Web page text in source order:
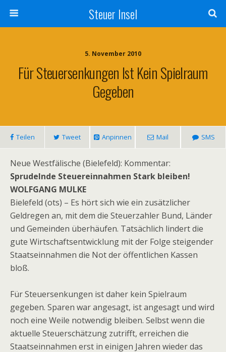
Steuer Insel
5. November 2010
Für Steuersenkungen Ist Kein Spielraum
Gegeben
Teilen Tweet Anpinnen Mail SMS
Neue Westfälische (Bielefeld): Kommentar:
Sprudelnde Steuereinnahmen Stark bleiben!
WOLFGANG MULKE
Bielefeld (ots) – Es hört sich wie ein zusätzlicher
Geldregen an, mit dem die Steuerzahler Bund, Länder
und Gemeinden überhäufen. Tatsächlich lindert die
gute Wirtschaftsentwicklung mit der Folge steigender
Staatseinnahmen die Not der öffentlichen Kassen
bloß.
Für Steuersenkungen ist daher kein Spielraum
gegeben. Sparen war angesagt, ist angesagt und wird
noch eine Weile notwendig bleiben. Selbst wenn die
aktuelle Steuerschätzung zutrifft, erreichen die
Staatseinnahmen erst in einigen Jahren wieder das